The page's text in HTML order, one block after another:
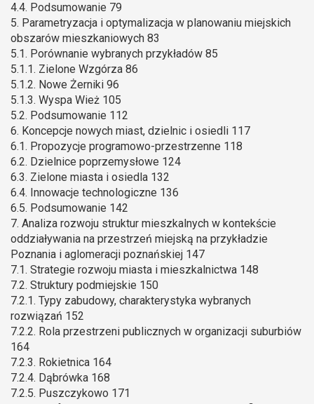
4.4. Podsumowanie 79
5. Parametryzacja i optymalizacja w planowaniu miejskich
obszarów mieszkaniowych 83
5.1. Porównanie wybranych przykładów 85
5.1.1. Zielone Wzgórza 86
5.1.2. Nowe Żerniki 96
5.1.3. Wyspa Wież 105
5.2. Podsumowanie 112
6. Koncepcje nowych miast, dzielnic i osiedli 117
6.1. Propozycje programowo-przestrzenne 118
6.2. Dzielnice poprzemysłowe 124
6.3. Zielone miasta i osiedla 132
6.4. Innowacje technologiczne 136
6.5. Podsumowanie 142
7. Analiza rozwoju struktur mieszkalnych w kontekście
oddziaływania na przestrzeń miejską na przykładzie
Poznania i aglomeracji poznańskiej 147
7.1. Strategie rozwoju miasta i mieszkalnictwa 148
7.2. Struktury podmiejskie 150
7.2.1. Typy zabudowy, charakterystyka wybranych
rozwiązań 152
7.2.2. Rola przestrzeni publicznych w organizacji suburbiów
164
7.2.3. Rokietnica 164
7.2.4. Dąbrówka 168
7.2.5. Puszczykowo 171